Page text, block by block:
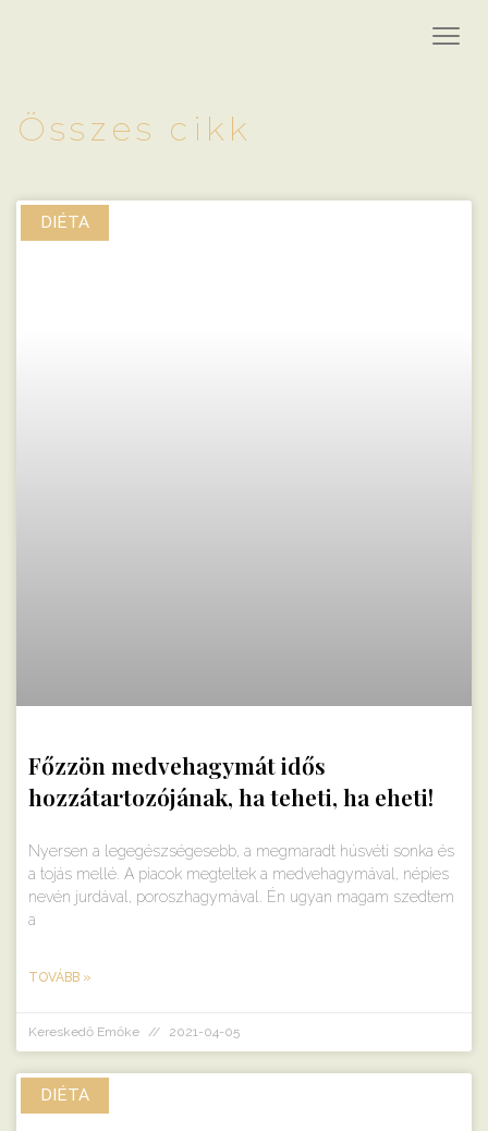
Összes cikk
DIÉTA
Főzzön medvehagymát idős
hozzátartozójának, ha teheti, ha eheti!
Nyersen a legegészségesebb, a megmaradt húsvéti sonka és
a tojás mellé. A piacok megteltek a medvehagymával, népies
nevén jurdával, poroszhagymával. Én ugyan magam szedtem
a
TOVÁBB »
Kereskedő Emőke 2021-04-05
DIÉTA